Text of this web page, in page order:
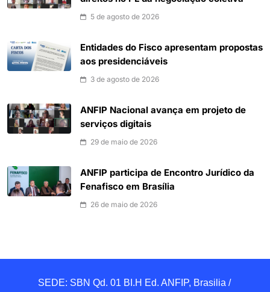
5 de agosto de 2026
Entidades do Fisco apresentam propostas
aos presidenciáveis
3 de agosto de 2026
ANFIP Nacional avança em projeto de
serviços digitais
29 de maio de 2026
ANFIP participa de Encontro Jurídico da
Fenafisco em Brasília
26 de maio de 2026
SEDE: SBN Qd. 01 BI.H Ed. ANFIP, Brasilia /